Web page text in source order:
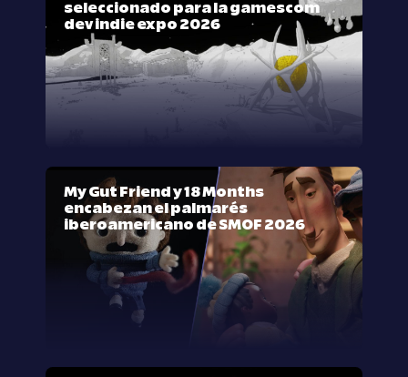
seleccionado para la gamescom
dev indie expo 2026
My Gut Friend y 18 Months
encabezan el palmarés
iberoamericano de SMOF 2026